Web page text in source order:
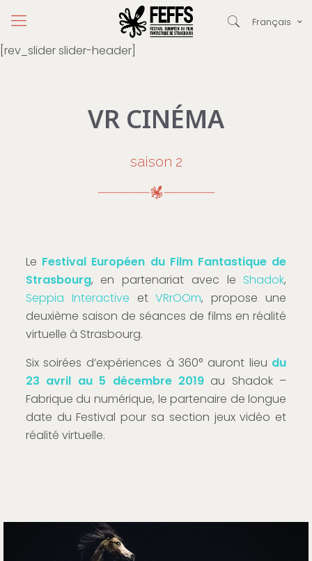
Français
[rev_slider slider-header]
VR CINÉMA
saison 2
Le Festival Européen du Film Fantastique de
Strasbourg, en partenariat avec le Shadok,
Seppia Interactive etVRrOOm, propose une
deuxième saison de séances de films en réalité
virtuelle à Strasbourg.
Six soirées d’expériences à 360° auront lieu du
23 avril au 5 décembre 2019au Shadok –
Fabrique du numérique, le partenaire de longue
date du Festival pour sa section jeux vidéo et
réalité virtuelle.